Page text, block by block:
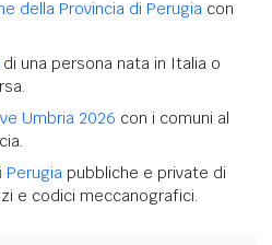
della Provincia di Perugia con
di una persona nata in Italia o
Umbria 2026 con i comuni al
Perugia pubbliche e private di
e codici meccanografici.